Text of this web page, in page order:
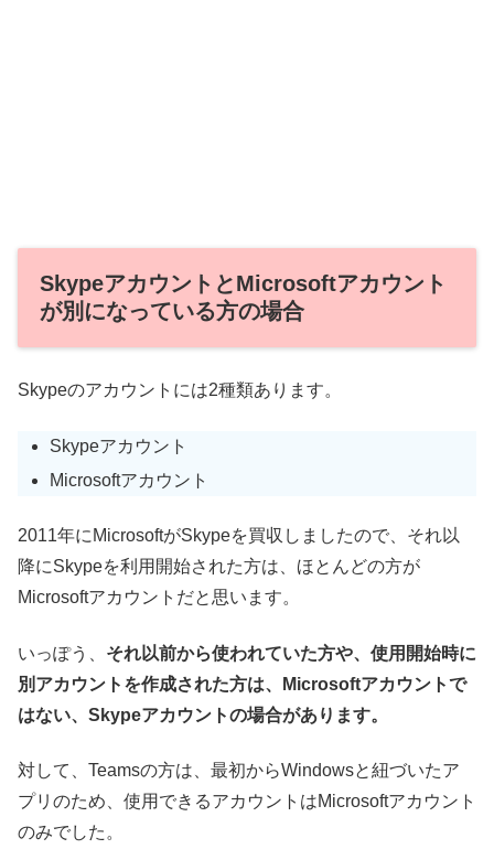
SkypeアカウントとMicrosoftアカウント
が別になっている方の場合
Skypeのアカウントには2種類あります。
Skypeアカウント
Microsoftアカウント
2011年にMicrosoftがSkypeを買収しましたので、それ以
降にSkypeを利用開始された方は、ほとんどの方が
Microsoftアカウントだと思います。
いっぽう、 それ以前から使われていた方や、使用開始時に
別アカウントを作成された方は、Microsoftアカウントで
はない、Skypeアカウントの場合があります。
対して、Teamsの方は、最初からWindowsと紐づいたア
プリのため、使用できるアカウントはMicrosoftアカウント
のみでした。